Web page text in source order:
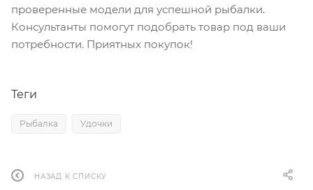
проверенные модели для успешной рыбалки.
Консультанты помогут подобрать товар под ваши
потребности. Приятных покупок!
Теги
Рыбалка Удочки
НАЗАД К СПИСКУ